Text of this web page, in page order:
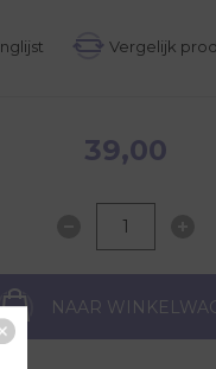
39,00
NAAR